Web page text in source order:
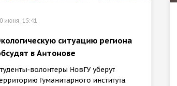
июня, 15:41
ситуацию региона
в Антонове
волонтеры НовГУ уберут
Гуманитарного института.